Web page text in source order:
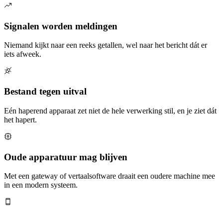
Signalen worden meldingen
Niemand kijkt naar een reeks getallen, wel naar het bericht dát er
iets afweek.
Bestand tegen uitval
Eén haperend apparaat zet niet de hele verwerking stil, en je ziet dát
het hapert.
Oude apparatuur mag blijven
Met een gateway of vertaalsoftware draait een oudere machine mee
in een modern systeem.